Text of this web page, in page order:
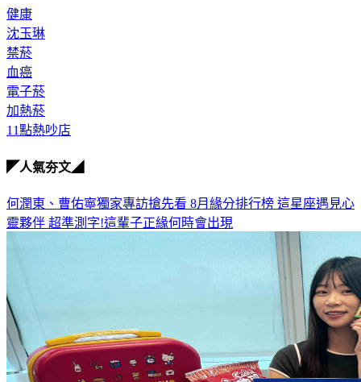
健康
沈玉琳
禁菸
血癌
電子菸
加熱菸
11點熱吵店
◤人氣夯文◢
何潤東、曹佑寧獨家專訪搶先看 8月緣分排行榜 這星座遇見心
靈夥伴 超準測字!這輩子正緣何時會出現